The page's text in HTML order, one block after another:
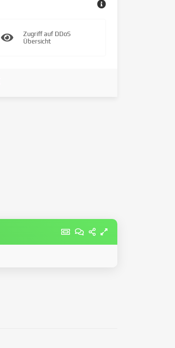
Zugriff auf DDoS
Übersicht